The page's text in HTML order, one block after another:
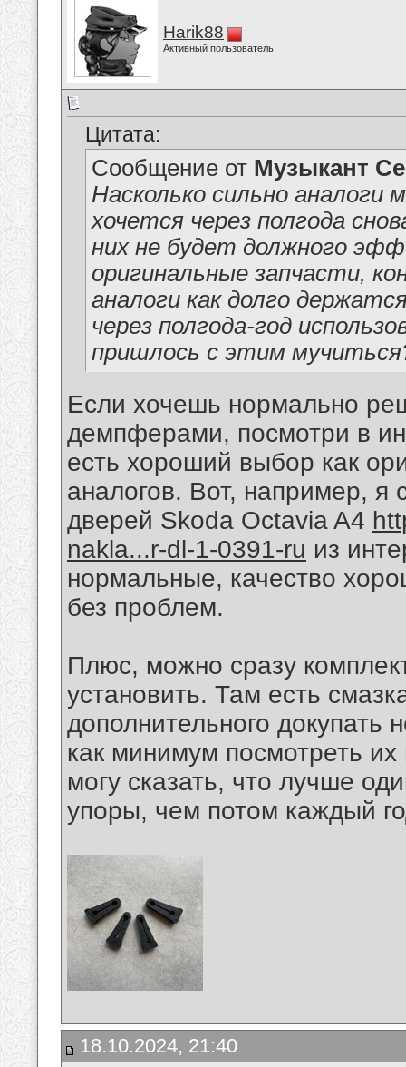
Harik88
Активный пользователь
Цитата:
Сообщение от Музыкант
Насколько сильно
хочется через полгода
них не будет должного
оригинальные запчасти,
аналоги как долго
через полгода-год
пришлось с этим
Если хочешь нормально
демпферами, посмотри в
есть хороший выбор как
аналогов. Вот, например,
дверей Skoda Octavia A4
nakla...r-dl-1-0391-ru из
нормальные, качество
без проблем.
Плюс, можно сразу
установить. Там есть
дополнительного
как минимум посмотреть
могу сказать, что лучше
упоры, чем потом каждый
18.10.2024, 21:40